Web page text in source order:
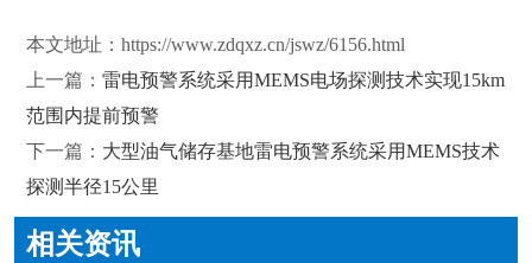
本文地址： https://www.zdqxz.cn/jswz/6156.html
上一篇： 雷电预警系统采用MEMS电场探测技术实现15km
范围内提前预警
下一篇： 大型油气储存基地雷电预警系统采用MEMS技术
探测半径15公里
相关资讯